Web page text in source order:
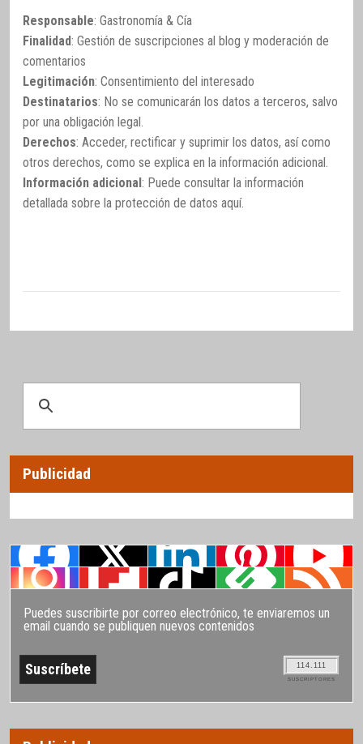
Responsable: Gastronomía & Cía
Finalidad: Gestión de suscripciones al blog y moderación de
comentarios
Legitimación: Consentimiento del interesado
Destinatarios: No se comunicarán los datos a terceros, salvo
por una obligación legal.
Derechos: Acceder, rectificar y suprimir los datos, así como
otros derechos, como se explica en la información adicional.
Información adicional: Puede consultar la información
detallada sobre la protección de datos aquí.
Publicidad
Puedes suscribirte por correo electrónico, te enviaremos un
email cuando se publiquen nuevos contenidos
114.111
SUSCRIPTORES